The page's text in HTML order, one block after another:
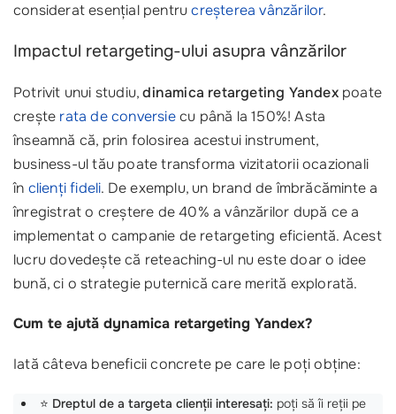
considerat esențial pentrucreșterea vânzărilor.
Impactul retargeting-ului asupra vânzărilor
Potrivit unui studiu,dinamica retargeting Yandexpoate
crește rata de conversiecu până la 150%! Asta
înseamnă că, prin folosirea acestui instrument,
business-ul tău poate transforma vizitatorii ocazionali
în clienți fideli. De exemplu, un brand de îmbrăcăminte a
înregistrat o creștere de 40% a vânzărilor după ce a
implementat o campanie de retargeting eficientă. Acest
lucru dovedește că reteaching-ul nu este doar o idee
bună, ci o strategie puternică care merită explorată.
Cum te ajută dynamica retargeting Yandex?
Iată câteva beneficii concrete pe care le poți obține:
⭐️ Dreptul de a targeta clienții interesați: poți să îi reții pe